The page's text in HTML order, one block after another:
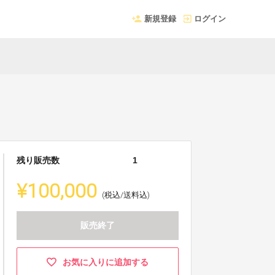
新規登録 ログイン
残り販売数 1
¥100,000 (税込/送料込)
販売終了
お気に入りに追加する